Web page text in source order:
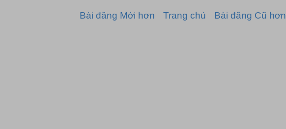
Bài đăng Mới hơn Bài đăng Cũ hơn
Trang chủ